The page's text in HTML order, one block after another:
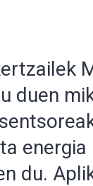
duen
energia
du.